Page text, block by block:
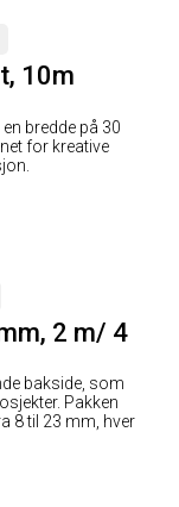
10m
bredde på 30
for kreative
2 m/ 4
bakside, som
Pakken
8 til 23 mm, hver